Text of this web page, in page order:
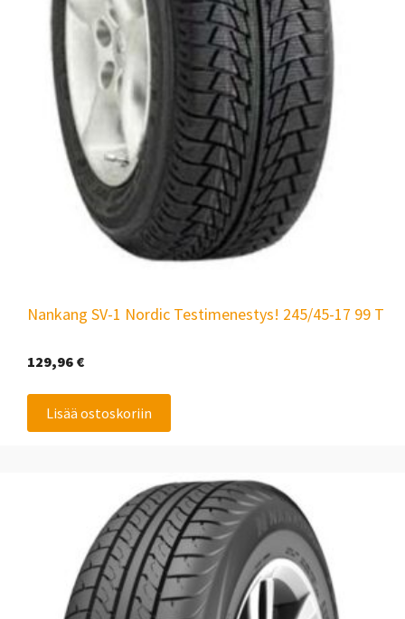
Nankang SV-1 Nordic Testimenestys! 245/45-17 99 T
129,96 €
Lisää ostoskoriin